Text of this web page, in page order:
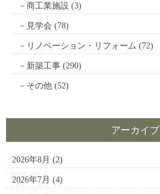
商工業施設 (3)
見学会 (78)
リノベーション・リフォーム (72)
新築工事 (290)
その他 (52)
アーカイブ
2026年8月 (2)
2026年7月 (4)